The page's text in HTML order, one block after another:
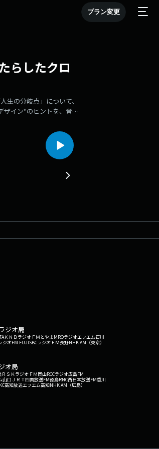
プラン変更
したクロ
生の分岐点」について、
ザイン"のヒントを、音楽
家政婦のミタゾノ』や
まり、松下さんが目に
いきます。撮影所で見て
一緒に耳を澄ませてみ
www.j-
ジオ局
ＫＮＢラジオ ＦＭとやまMROラジオエフエム石川
ジオFM FUJISBCラジオ ＦＭ長野NHK AM（東京）
オ局
ＲＳＫラジオ ＦＭ岡山RCCラジオ広島FM
山口 ＪＲＴ四国放送FM徳島RNC西日本放送FM香川
高知放送エフエム高知NHK AM（広島）